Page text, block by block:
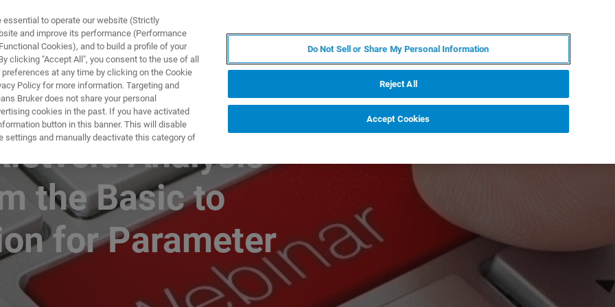
И РЕШЕНИЯ ПРИМЕНЕНИЯ
Analysis
the Basic to
for Parameter
to operate our website (Strictly
and improve its performance (Performance
Cookies), and to build a profile of your
clicking "Accept All", you consent to the use of all
at any time by clicking on the Cookie
Policy for more information. Targeting and
Bruker does not share your personal
cookies in the past. If you have activated
button in this banner. This will disable
settings and manually deactivate this category of
Do Not Sell or Share My Personal Information
Reject All
Accept Cookies